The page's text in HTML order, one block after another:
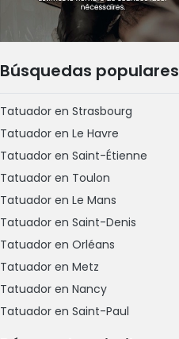
Búsquedas populares
Tatuador en Strasbourg
Tatuador en Le Havre
Tatuador en Saint-Étienne
Tatuador en Toulon
Tatuador en Le Mans
Tatuador en Saint-Denis
Tatuador en Orléans
Tatuador en Metz
Tatuador en Nancy
Tatuador en Saint-Paul